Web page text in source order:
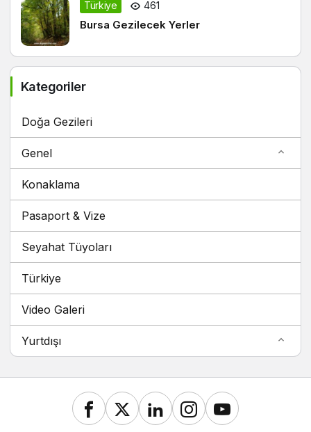
Türkiye 461
Bursa Gezilecek Yerler
Kategoriler
Doğa Gezileri
Genel
Konaklama
Pasaport & Vize
Seyahat Tüyoları
Türkiye
Video Galeri
Yurtdışı